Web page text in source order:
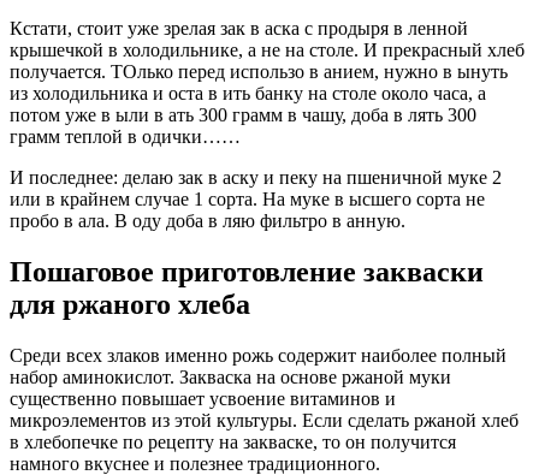
Кстати, стоит уже зрелая зак в аска с продыря в ленной
крышечкой в холодильнике, а не на столе. И прекрасный хлеб
получается. ТОлько перед использо в анием, нужно в ынуть
из холодильника и оста в ить банку на столе около часа, а
потом уже в ыли в ать 300 грамм в чашу, доба в лять 300
грамм теплой в одички……
И последнее: делаю зак в аску и пеку на пшеничной муке 2
или в крайнем случае 1 сорта. На муке в ысшего сорта не
пробо в ала. В оду доба в ляю фильтро в анную.
Пошаговое приготовление закваски
для ржаного хлеба
Среди всех злаков именно рожь содержит наиболее полный
набор аминокислот. Закваска на основе ржаной муки
существенно повышает усвоение витаминов и
микроэлементов из этой культуры. Если сделать ржаной хлеб
в хлебопечке по рецепту на закваске, то он получится
намного вкуснее и полезнее традиционного.